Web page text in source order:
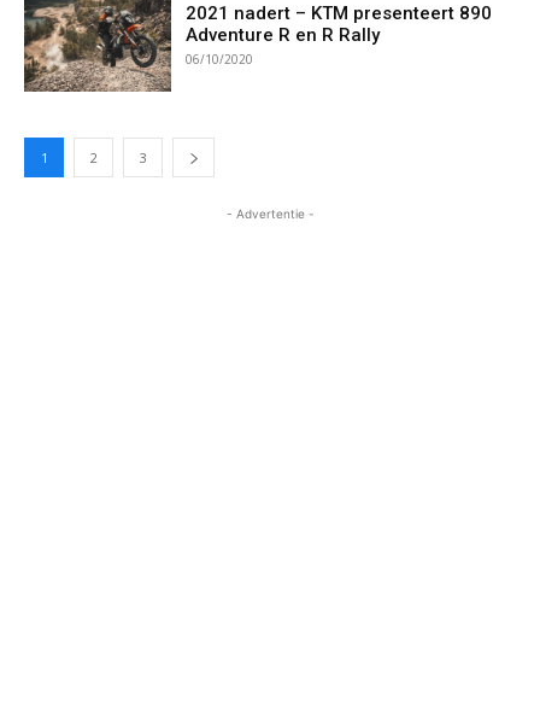
2021 nadert – KTM presenteert 890
Adventure R en R Rally
06/10/2020
1 2 3
- Advertentie -